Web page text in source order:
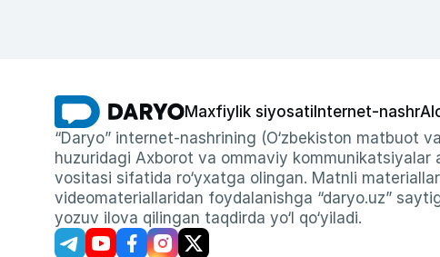
Maxfiylik siyosati Internet-nashr
“Daryo” internet-nashrining (O‘zbekiston matbuot
huzuridagi Axborot va ommaviy
vositasi sifatida ro‘yxatga olingan. Matnli
videomateriallaridan foydalanishga “daryo.uz”
yozuv ilova qilingan taqdirda yo‘l qo‘yiladi.